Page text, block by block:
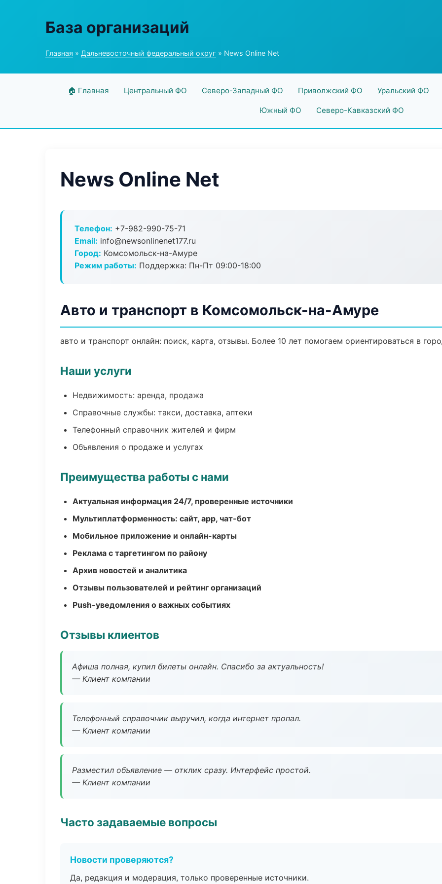
База организаций
Главная » Дальневосточный федеральный округ » News Online Net
🏠 Главная Центральный ФО Северо-Западный ФО Приволжский ФО Уральский ФО
Южный ФО Северо-Кавказский ФО
News Online Net
Телефон: +7-982-990-75-71
Email: info@newsonlinenet177.ru
Город: Комсомольск-на-Амуре
Режим работы: Поддержка: Пн-Пт 09:00-18:00
Авто и транспорт в Комсомольск-на-Амуре
авто и транспорт онлайн: поиск, карта, отзывы. Более 10 лет помогаем ориентироваться в
Наши услуги
Недвижимость: аренда, продажа
Справочные службы: такси, доставка, аптеки
Телефонный справочник жителей и фирм
Объявления о продаже и услугах
Преимущества работы с нами
Актуальная информация 24/7, проверенные источники
Мультиплатформенность: сайт, app, чат-бот
Мобильное приложение и онлайн-карты
Реклама с таргетингом по району
Архив новостей и аналитика
Отзывы пользователей и рейтинг организаций
Push-уведомления о важных событиях
Отзывы клиентов
Афиша полная, купил билеты онлайн. Спасибо за актуальность!
— Клиент компании
Телефонный справочник выручил, когда интернет пропал.
— Клиент компании
Разместил объявление — отклик сразу. Интерфейс простой.
— Клиент компании
Часто задаваемые вопросы
Новости проверяются?
Да, редакция и модерация, только проверенные источники.